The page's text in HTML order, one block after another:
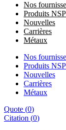
Nos
Produits
Nouvelles
Carrières
Métaux
Nos
Produits
Nouvelles
Carrières
Métaux
Quote (0)
Citation (0)